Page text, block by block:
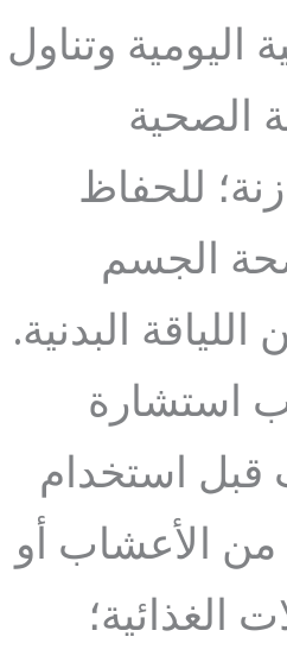
اليومية وتناول
الصحية
للحفاظ
الجسم
البدنية.
استشارة
قبل استخدام
من الأعشاب أو
الغذائية؛